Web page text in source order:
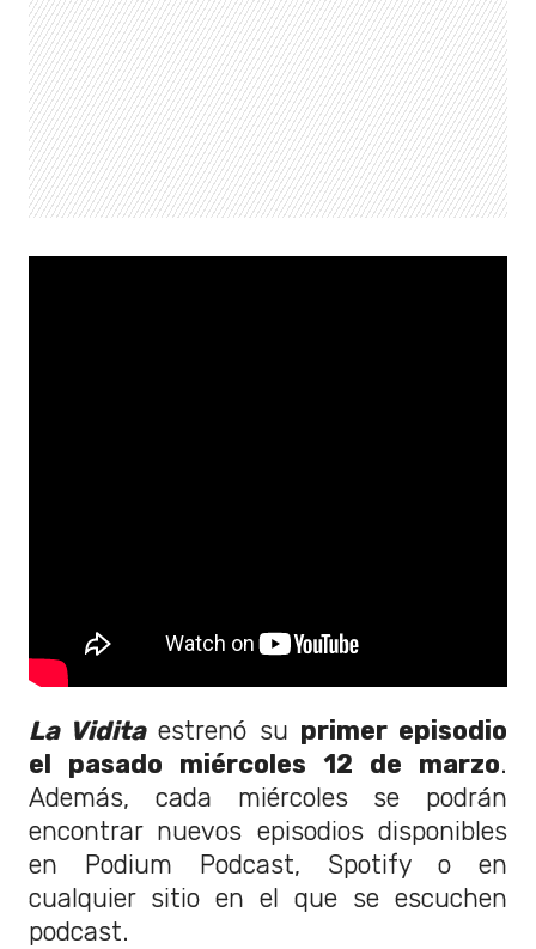
La Vidita estrenó su primer episodio
el pasado miércoles 12 de marzo.
Además, cada miércoles se podrán
encontrar nuevos episodios disponibles
en Podium Podcast, Spotify o en
cualquier sitio en el que se escuchen
podcast.